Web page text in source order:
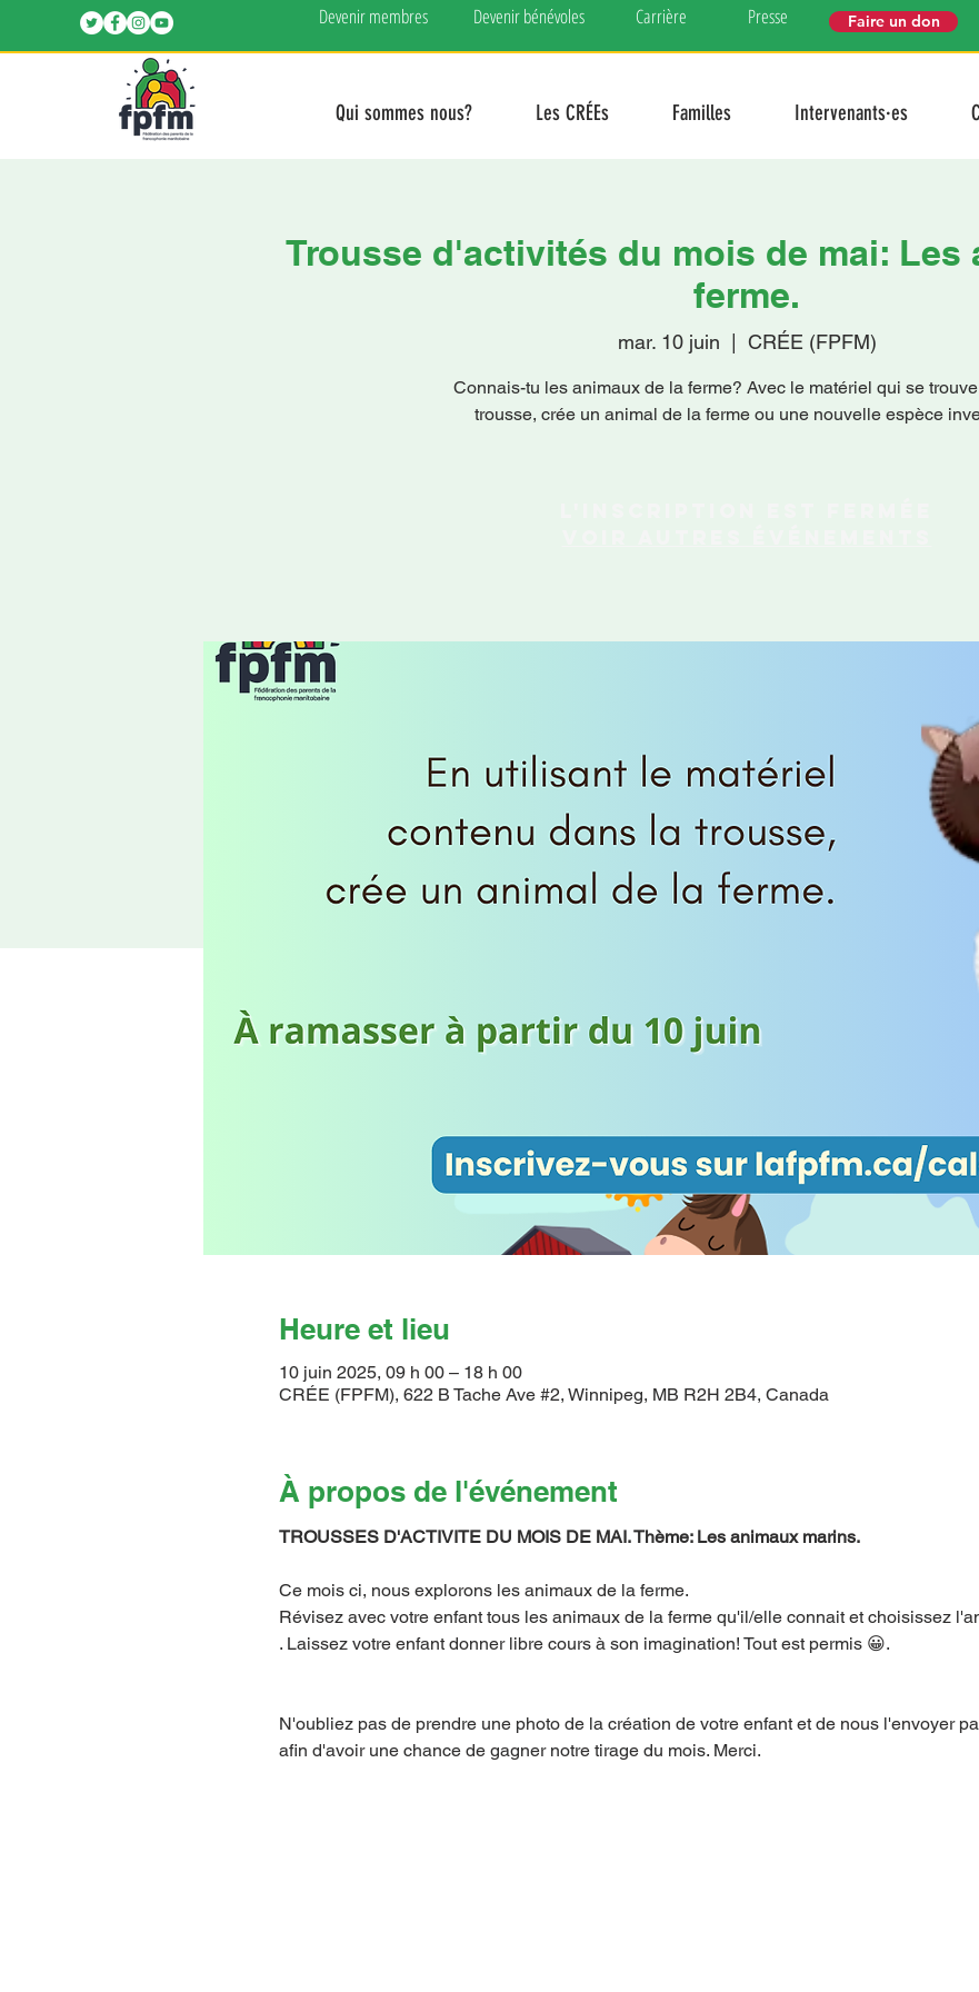
Devenir membres Devenir bénévoles Carrière Presse Faire un don
Qui sommes nous? Les CRÉEs Familles Intervenants·es
Trousse d'activités du mois de mai: Les
ferme.
mar. 10 juin
  |
CRÉE (FPFM)
Connais-tu les animaux de la ferme? Avec le matériel qui se
trousse, crée un animal de la ferme ou une nouvelle espèce
Heure et lieu
10 juin 2025, 09 h 00 – 18 h 00
CRÉE (FPFM), 622 B Tache Ave #2, Winnipeg, MB R2H 2B4, Canada
À propos de l'événement
TROUSSES D'ACTIVITE DU MOIS DE MAI. Thème: Les animaux marins.
Ce mois ci, nous explorons les animaux de la ferme.
Révisez avec votre enfant tous les animaux de la ferme qu'il/elle connait et choisissez
. Laissez votre enfant donner libre cours à son imagination! Tout est permis 😀.
N'oubliez pas de prendre une photo de la création de votre enfant et de nous l'envoyer
afin d'avoir une chance de gagner notre tirage du mois. Merci.